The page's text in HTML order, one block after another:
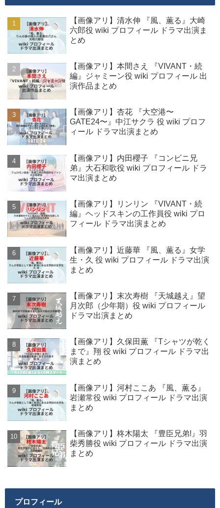
【画像アリ】清水伸 『風、薫る』大崎
六郎役 wiki プロフィール ドラマ出演ま
とめ
【画像アリ】本間さえ 『VIVANT・続
編』ジャミーン役 wiki プロフィール 出
演作品まとめ
【画像アリ】杏花 『大空港〜
GATE24〜』中江サクラ 役 wiki プロフ
ィール ドラマ出演まとめ
【画像アリ】内田櫻子 『コンビニ兄
弟』大石和歌役 wiki プロフィール ドラ
マ出演まとめ
【画像アリ】リンリン 『VIVANT・続
編』ヘッドスキンの工作員役 wiki プロ
フィール ドラマ出演まとめ
【画像アリ】近藤華 『風、薫る』女学
生・久 役 wiki プロフィール ドラマ出演
まとめ
【画像アリ】末次寿樹 『天城越え』望
月次郎（少年期）役 wiki プロフィール
ドラマ出演まとめ
【画像アリ】久保田薫 『Tシャツが乾く
まで』翔 役 wiki プロフィール ドラマ出
演まとめ
【画像アリ】河村ここあ 『風、薫る』
岩瀬常役 wiki プロフィール ドラマ出演
まとめ
【画像アリ】柊木陽太 『豊臣兄弟!』羽
柴秀勝役 wiki プロフィール ドラマ出演
まとめ
プロフィール